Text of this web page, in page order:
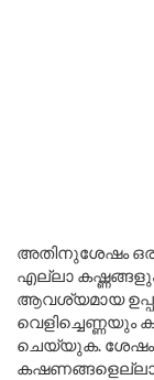
അതിനുശേഷം ഒരു
എല്ലാ
ആവശ്യമായ
വെളിച്ചെണ്ണയും
ചെയ്യുക.